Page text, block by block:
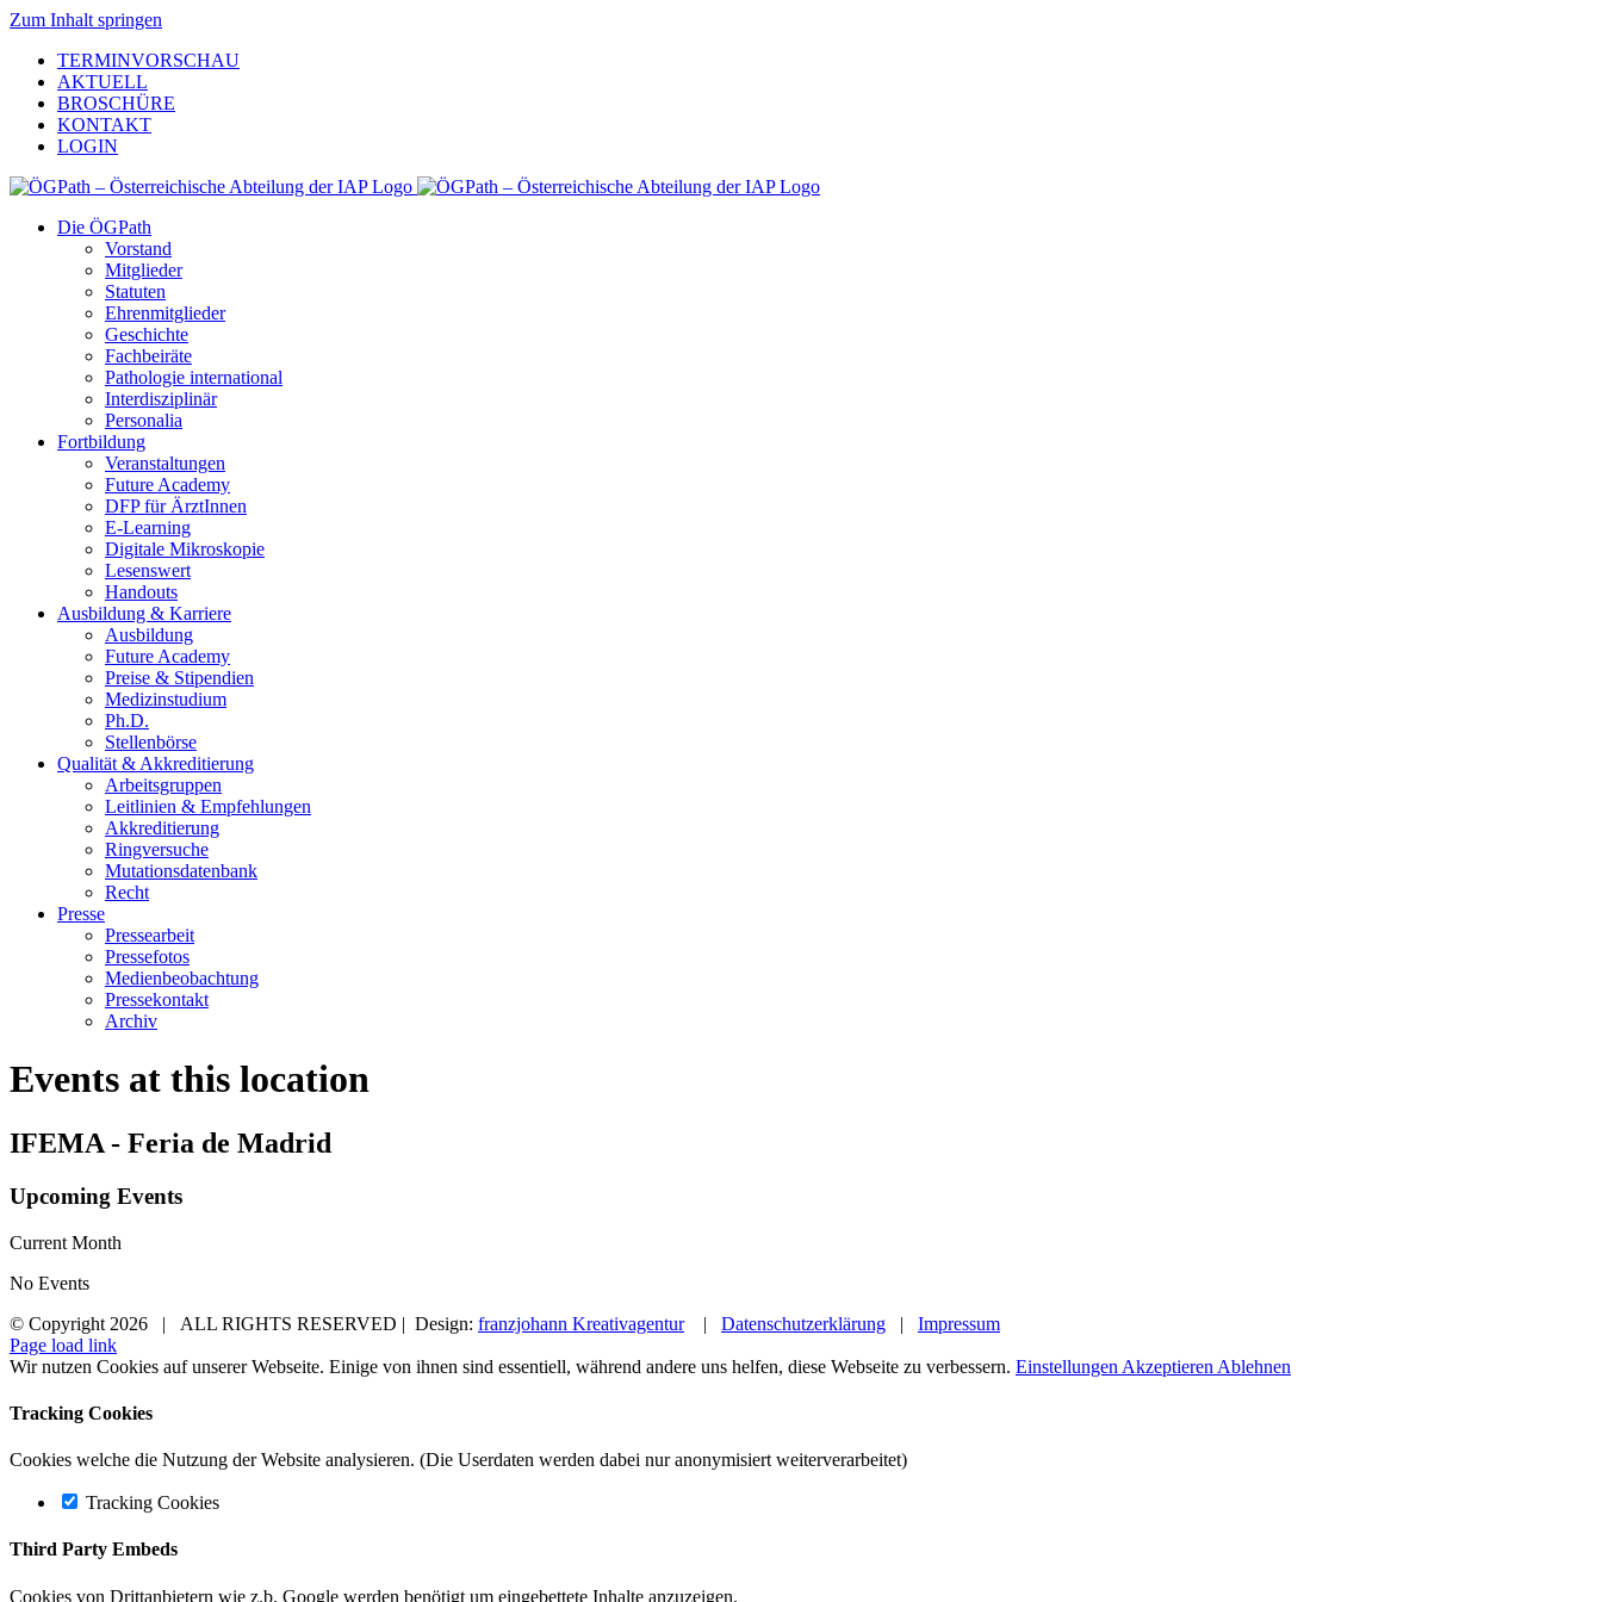
Zum Inhalt springen
TERMINVORSCHAU
AKTUELL
BROSCHÜRE
KONTAKT
LOGIN
Die ÖGPath
Vorstand
Mitglieder
Statuten
Ehrenmitglieder
Geschichte
Fachbeiräte
Pathologie international
Interdisziplinär
Personalia
Fortbildung
Veranstaltungen
Future Academy
DFP für ÄrztInnen
E-Learning
Digitale Mikroskopie
Lesenswert
Handouts
Ausbildung & Karriere
Ausbildung
Future Academy
Preise & Stipendien
Medizinstudium
Ph.D.
Stellenbörse
Qualität & Akkreditierung
Arbeitsgruppen
Leitlinien & Empfehlungen
Akkreditierung
Ringversuche
Mutationsdatenbank
Recht
Presse
Pressearbeit
Pressefotos
Medienbeobachtung
Pressekontakt
Archiv
Events at this location
IFEMA - Feria de Madrid
Upcoming Events
Current Month
No Events
© Copyright 2026 | ALL RIGHTS RESERVED | Design: franzjohann Kreativagentur| Datenschutzerklärung | Impressum
Page load link
Wir nutzen Cookies auf unserer Webseite. Einige von ihnen sind essentiell, während andere uns helfen, diese Webseite zu verbessern. Einstellungen Akzeptieren Ablehnen
Tracking Cookies
Cookies welche die Nutzung der Website analysieren. (Die Userdaten werden dabei nur anonymisiert weiterverarbeitet)
Tracking Cookies
Third Party Embeds
Cookies von Drittanbietern wie z.b. Google werden benötigt um eingebettete Inhalte anzuzeigen.